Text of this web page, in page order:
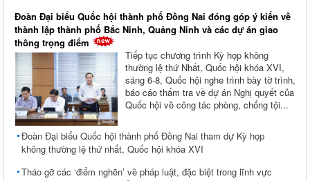
Đoàn Đại biểu Quốc hội thành phố Đồng Nai đóng góp ý kiến về
thành lập thành phố Bắc Ninh, Quảng Ninh và các dự án giao
thông trọng điểm
Tiếp tục chương trình Kỳ họp không
thường lệ thứ Nhất, Quốc hội khóa XVI,
sáng 6-8, Quốc hội nghe trình bày tờ trình,
báo cáo thẩm tra về dự án Nghị quyết của
Quốc hội về công tác phòng, chống tội...
Đoàn Đại biểu Quốc hội thành phố Đồng Nai tham dự Kỳ họp
không thường lệ thứ nhất, Quốc hội khóa XVI
Tháo gỡ các ‘điểm nghẽn’ về pháp luật, đặc biệt trong lĩnh vực